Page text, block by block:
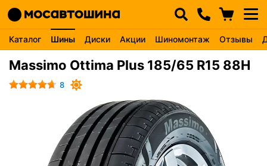
Каталог Шины Диски Акции Шиномонтаж Отзывы
Massimo Ottima Plus 185/65 R15 88H
8